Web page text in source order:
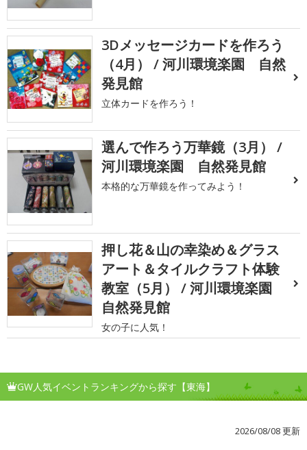
3Dメッセージカードを作ろう
（4月） / 河川環境楽園 自然
発見館
立体カードを作ろう！
選んで作ろう万華鏡（3月） /
河川環境楽園 自然発見館
本格的な万華鏡を作ってみよう！
押し花＆山の幸染め＆グラス
アート＆タイルクラフト体験
教室（5月） / 河川環境楽園
自然発見館
女の子に人気！
GW人気イベントランキングから探す【東海】
2026/08/08 更新